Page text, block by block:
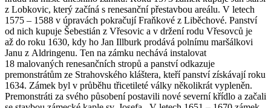
z Lobkovic, který začíná s renesanční přestavbou areálu. V letech
1575 – 1588 v úpravách pokračují Fraňkové z Liběchové. Panství
od nich kupuje Šebestián z Vřesovic a v držení rodu Vřesovců je
až do roku 1630, kdy ho Jan Illburk prodává polnímu maršálkovi
Janu z Aldringenu. Ten na zámku nechává instalovat
18 malovaných renesančních stropů a panství odkazuje
premonstrátům ze Strahovského kláštera, kteří panství získávají roku
1634. Zámek byl v průběhu třicetileté války několikrát vypleněn.
Premonstráti za svého působení postavili nové severní křídlo a začali